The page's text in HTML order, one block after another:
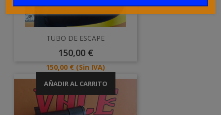
TUBO DE ESCAPE
Precio
150,00 €
Precio
150,00 € (Sin IVA)
AÑADIR AL CARRITO